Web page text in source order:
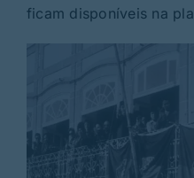
For:
ficam disponíveis na